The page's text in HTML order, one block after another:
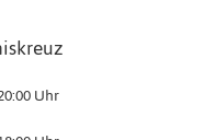
Uhr